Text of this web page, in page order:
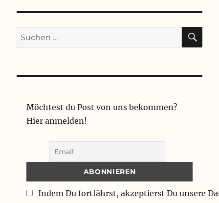
Suchen
nach:
Möchtest du Post von uns bekommen?
Hier anmelden!
Indem Du fortfährst, akzeptierst Du unsere